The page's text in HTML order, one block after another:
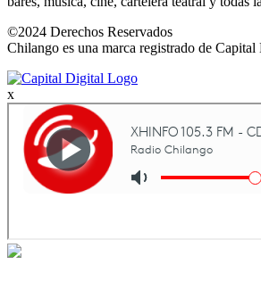
©2024 Derechos Reservados
Chilango es una marca registrado de
x